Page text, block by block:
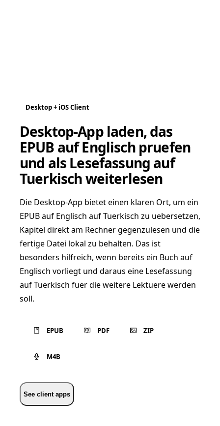
Desktop + iOS Client
Desktop-App laden, das
EPUB auf Englisch pruefen
und als Lesefassung auf
Tuerkisch weiterlesen
Die Desktop-App bietet einen klaren Ort, um ein
EPUB auf Englisch auf Tuerkisch zu uebersetzen,
Kapitel direkt am Rechner gegenzulesen und die
fertige Datei lokal zu behalten. Das ist
besonders hilfreich, wenn bereits ein Buch auf
Englisch vorliegt und daraus eine Lesefassung
auf Tuerkisch fuer die weitere Lektuere werden
soll.
EPUB PDF ZIP
M4B
See client apps